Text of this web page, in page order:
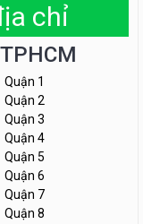
chỉ
TPHCM
Quận 1
Quận 2
Quận 3
Quận 4
Quận 5
Quận 6
Quận 7
Quận 8